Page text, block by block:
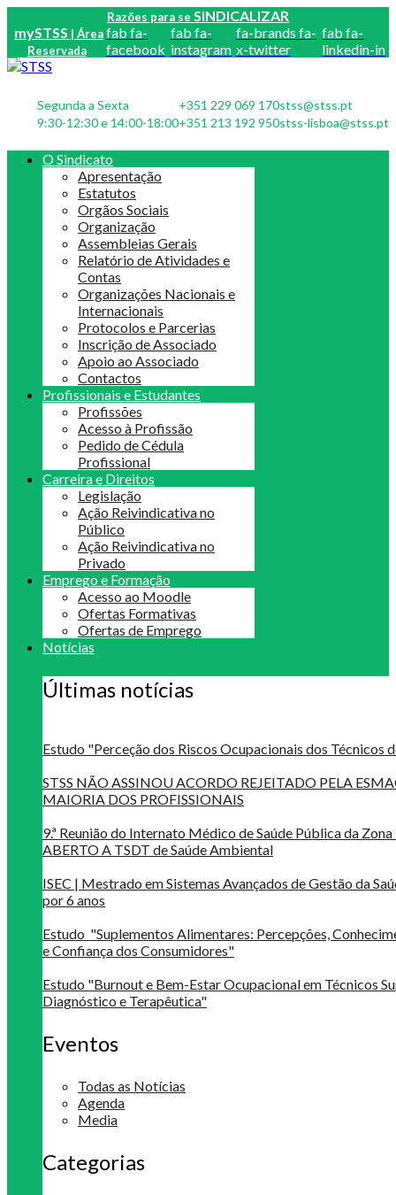
Razões para se SINDICALIZAR
mySTSS | Área
Reservada
fab fa-
facebook
fab fa-
instagram
fa-brands fa-
x-twitter
fab fa-
linkedin-in
Segunda a Sexta
9:30-12:30 e 14:00-18:00
+351 229 069 170
+351 213 192 950
stss@stss.pt
stss-lisboa@stss.pt
O Sindicato
Apresentação
Estatutos
Orgãos Sociais
Organização
Assembleias Gerais
Relatório de Atividades e
Contas
Organizações Nacionais e
Internacionais
Protocolos e Parcerias
Inscrição de Associado
Apoio ao Associado
Contactos
Profissionais e Estudantes
Profissões
Acesso à Profissão
Pedido de Cédula
Profissional
Carreira e Direitos
Legislação
Ação Reivindicativa no
Público
Ação Reivindicativa no
Privado
Emprego e Formação
Acesso ao Moodle
Ofertas Formativas
Ofertas de Emprego
Notícias
Últimas notícias
Estudo "Perceção dos Riscos Ocupacionais dos Técnicos
STSS NÃO ASSINOU ACORDO REJEITADO PELA
MAIORIA DOS PROFISSIONAIS
9.ª Reunião do Internato Médico de Saúde Pública da
ABERTO A TSDT de Saúde Ambiental
ISEC | Mestrado em Sistemas Avançados de Gestão da
por 6 anos
Estudo "Suplementos Alimentares: Percepções,
e Confiança dos Consumidores"
Estudo "Burnout e Bem-Estar Ocupacional em Técnicos
Diagnóstico e Terapêutica"
Eventos
Todas as Notícias
Agenda
Media
Categorias